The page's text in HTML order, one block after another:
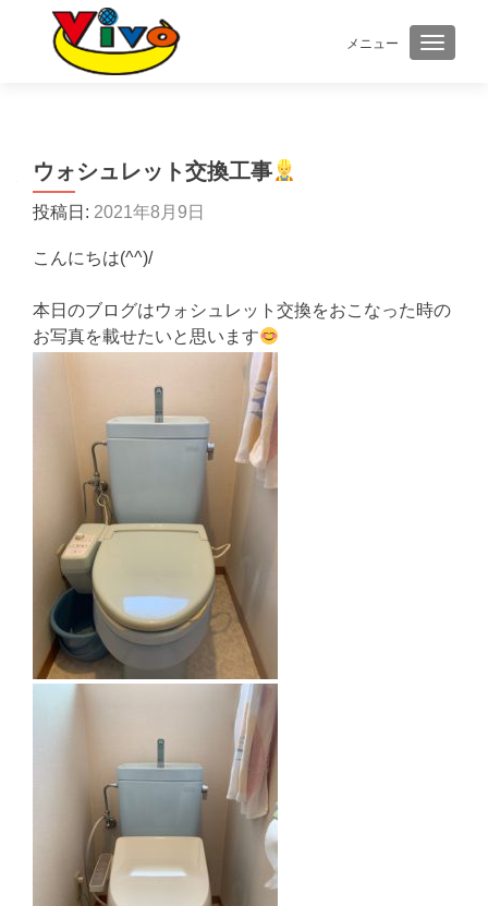
メニュー ナビゲ
ウォシュレット交換工事
投稿日: 2021年8月9日
こんにちは(^^)/
本日のブログはウォシュレット交換をおこなった時の
お写真を載せたいと思います